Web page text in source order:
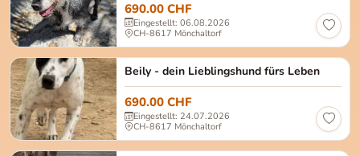
690.00 CHF
Eingestellt: 06.08.2026
CH-8617 Mönchaltorf
Beily - dein Lieblingshund fürs Leben
Beily weiblich, kastriert Alter: ca. 02.2023
690.00 CHF
Eingestellt: 24.07.2026
CH-8617 Mönchaltorf